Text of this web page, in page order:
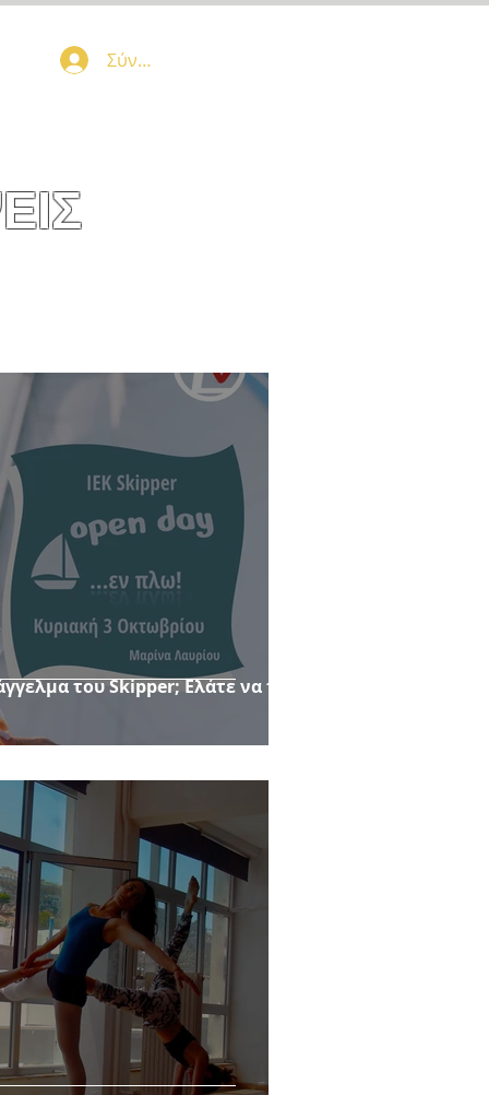
Σύνδεση
του Skipper; Ελάτε να το